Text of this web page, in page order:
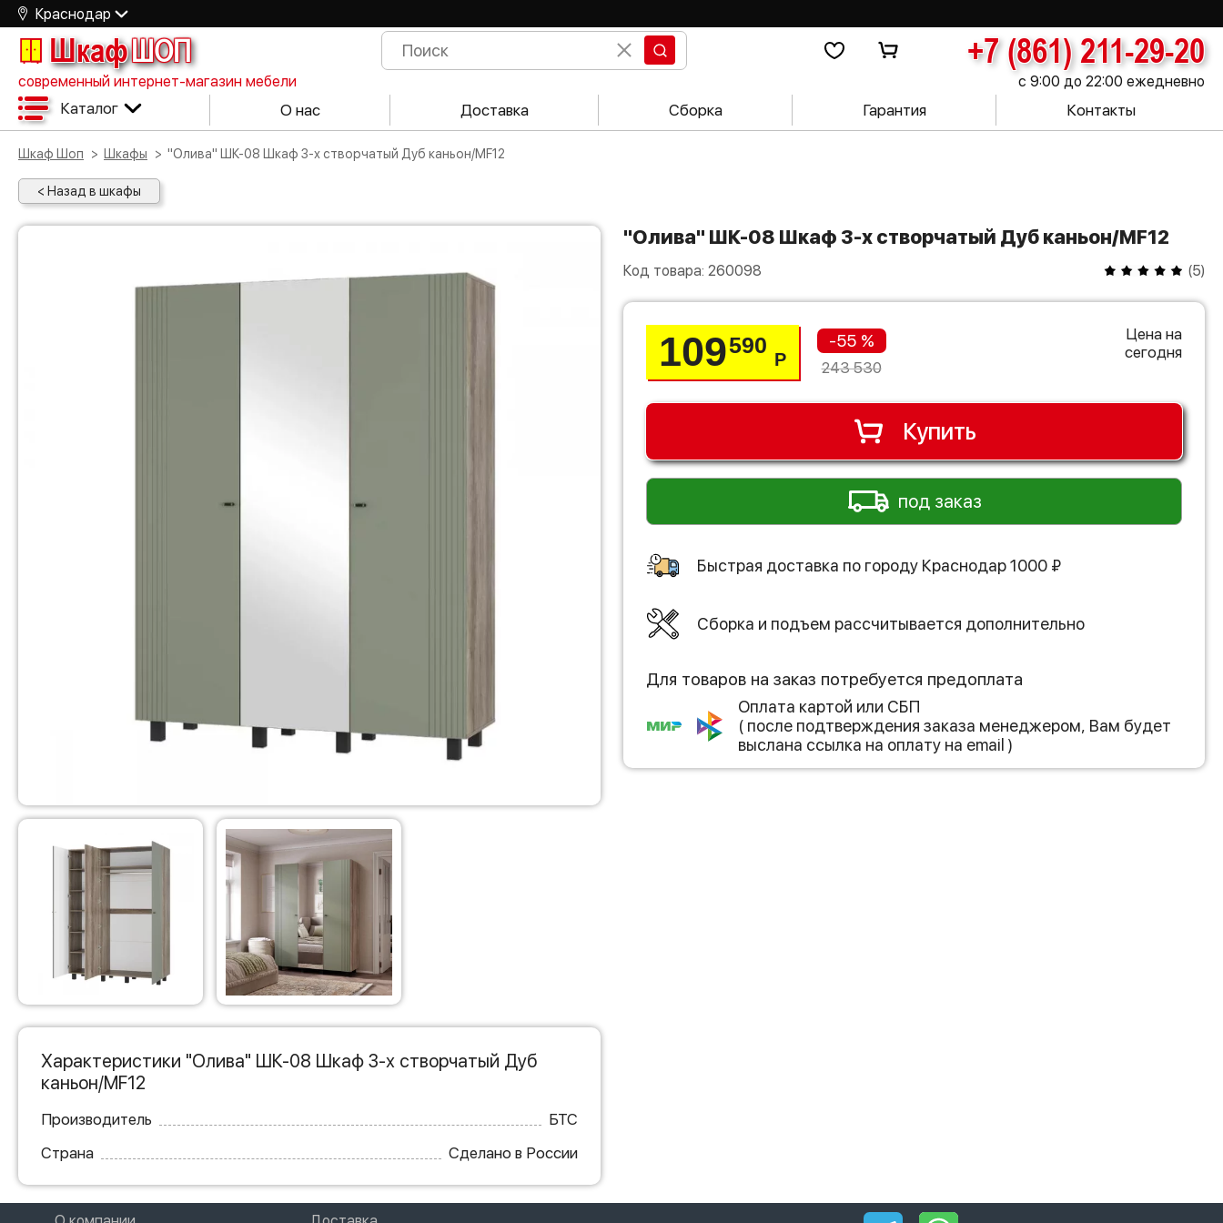
Краснодар
ШкафШОП +7 (861) 211-29-20
современный интернет-магазин мебели с 9:00 до 22:00 ежедневно
Каталог О нас Доставка Сборка Гарантия Контакты
Шкаф Шоп Шкафы "Олива" ШК-08 Шкаф 3-х створчатый Дуб каньон/MF12
< Назад в шкафы
"Олива" ШК-08 Шкаф 3-х створчатый Дуб каньон/MF12
Код товара: 260098 (5)
109590
Р
-55 %
243 530
Цена на
сегодня
Купить
под заказ
Быстрая доставка по городу Краснодар 1000 ₽
Сборка и подъем рассчитывается дополнительно
Для товаров на заказ потребуется предоплата
Оплата картой или СБП
( после подтверждения заказа менеджером, Вам будет
выслана ссылка на оплату на email )
Характеристики "Олива" ШК-08 Шкаф 3-х створчатый Дуб
каньон/MF12
Производитель
БТС
Страна
Сделано в России